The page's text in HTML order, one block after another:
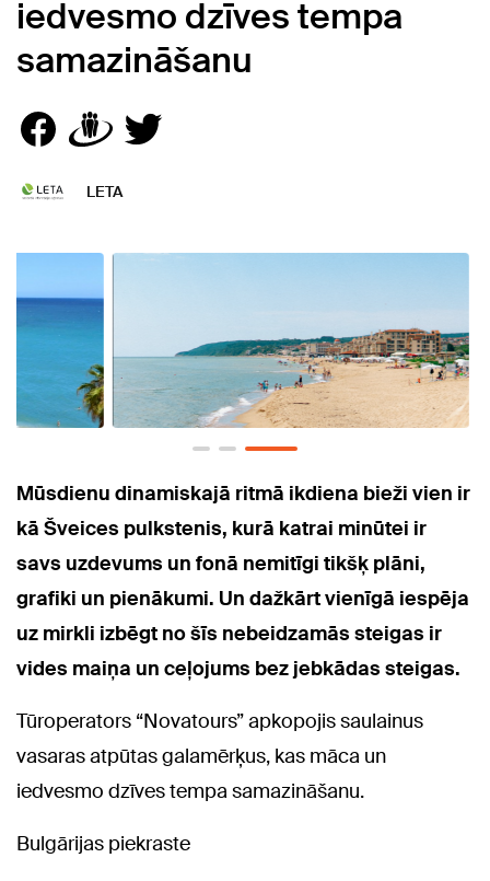
iedvesmo dzīves tempa
samazināšanu
LETA
Mūsdienu dinamiskajā ritmā ikdiena bieži vien ir
kā Šveices pulkstenis, kurā katrai minūtei ir
savs uzdevums un fonā nemitīgi tikšķ plāni,
grafiki un pienākumi. Un dažkārt vienīgā iespēja
uz mirkli izbēgt no šīs nebeidzamās steigas ir
vides maiņa un ceļojums bez jebkādas steigas.
Tūroperators “Novatours” apkopojis saulainus
vasaras atpūtas galamērķus, kas māca un
iedvesmo dzīves tempa samazināšanu.
Bulgārijas piekraste